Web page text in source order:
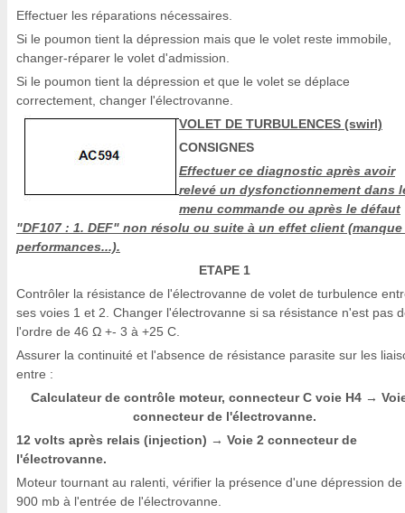
Effectuer les réparations nécessaires.
Si le poumon tient la dépression mais que le volet reste immobile,
changer-réparer le volet d'admission.
Si le poumon tient la dépression et que le volet se déplace
correctement, changer l'électrovanne.
VOLET DE TURBULENCES (swirl)
CONSIGNES
Effectuer ce diagnostic après avoir
relevé un dysfonctionnement dans
menu commande ou après le défaut
"DF107 : 1. DEF" non résolu ou suite à un effet client (manque
performances...).
ETAPE 1
Contrôler la résistance de l'électrovanne de volet de turbulence
ses voies 1 et 2. Changer l'électrovanne si sa résistance n'est pas
l'ordre de 46 Ω +- 3 à +25 C.
Assurer la continuité et l'absence de résistance parasite sur les
entre :
Calculateur de contrôle moteur, connecteur C voie H4 →
connecteur de l'électrovanne.
12 volts après relais (injection) → Voie 2 connecteur de
l'électrovanne.
Moteur tournant au ralenti, vérifier la présence d'une dépression de
900 mb à l'entrée de l'électrovanne.